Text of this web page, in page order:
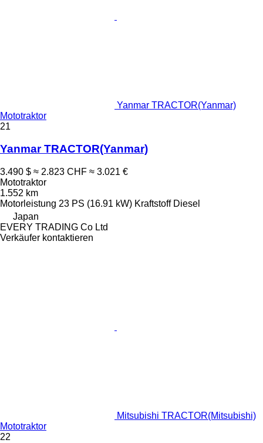
Yanmar TRACTOR(Yanmar)
Mototraktor
21
Yanmar TRACTOR(Yanmar)
3.490 $ ≈ 2.823 CHF ≈ 3.021 €
Mototraktor
1.552 km
Motorleistung 23 PS (16.91 kW) Kraftstoff Diesel
Japan
EVERY TRADING Co Ltd
Verkäufer kontaktieren
Mitsubishi TRACTOR(Mitsubishi)
Mototraktor
22